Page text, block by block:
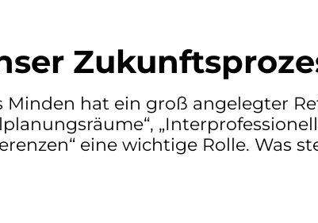
hat ein groß angelegter
eine wichtige Rolle. Was